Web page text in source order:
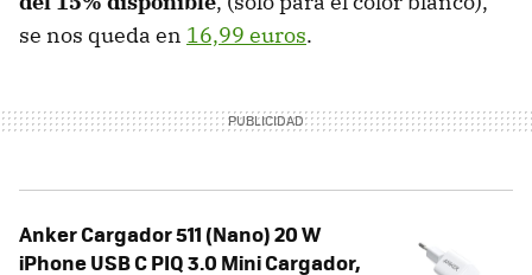
se nos queda en 16,99 euros.
Anker Cargador 511 (Nano) 20 W
iPhone USB C PIQ 3.0 Mini Cargador,